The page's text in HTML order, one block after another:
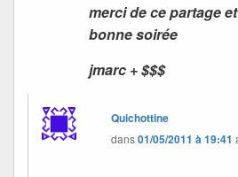
merci de ce partage
bonne soirée
jmarc + $$$
Quichottine
dans01/05/2011 à 19:41